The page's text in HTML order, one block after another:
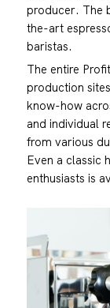
producer. The
the-art
baristas.
The entire
production
know-how
and individual
from various
Even a classic
enthusiasts is